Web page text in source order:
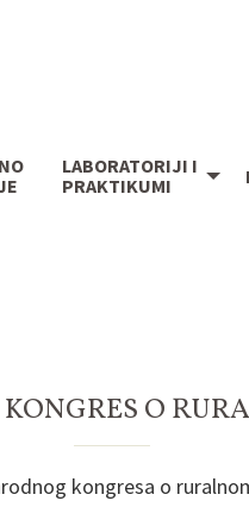
LABORATORIJI I
PRAKTIKUMI
O
kongresa o